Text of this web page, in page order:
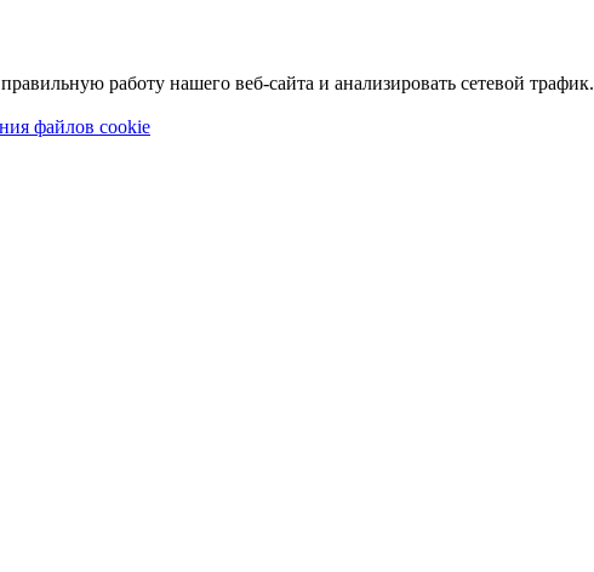
работу нашего веб-сайта и анализировать сетевой трафик.
файлов cookie